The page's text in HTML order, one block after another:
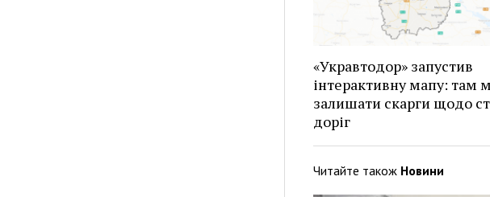
«Укравтодор» запустив
інтерактивну мапу: там
залишати скарги щодо
доріг
Читайте також Новини